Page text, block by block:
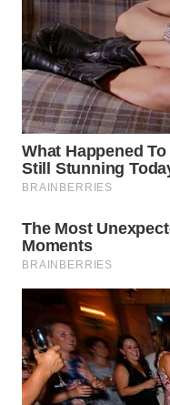
WN
SOLO
WN
BOROBUDUR
WN
MADURA
WN
SURABAYA
WN
NATUNA
WN
BINTAN